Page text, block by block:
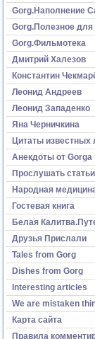
Gorg.Наполнение
Gorg.Полезное для
Gorg.Фильмотека
Дмитрий Халезов
Константин
Леонид Андреев
Леонид Западенко
Яна Черничкина
Цитаты известных
Анекдоты от Gorga
Прослушать
Народная
Гостевая книга
Белая
Друзья Прислали
Tales from Gorg
Dishes from Gorg
Interesting articles
We are mistaken
Карта сайта
Правила